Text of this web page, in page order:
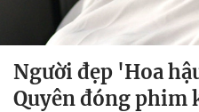
Người đẹp 'Hoa
Quyên đóng phim